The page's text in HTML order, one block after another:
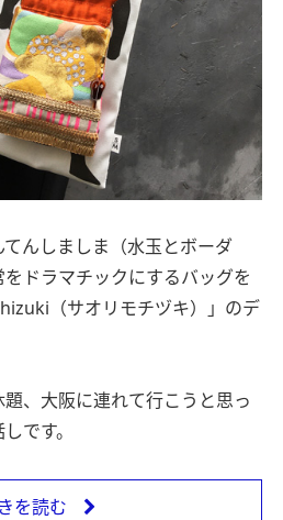
んしましま（水玉とボーダ
ドラマチックにするバッグを
（サオリモチヅキ）」のデ
、大阪に連れて行こうと思っ
です。
を読む